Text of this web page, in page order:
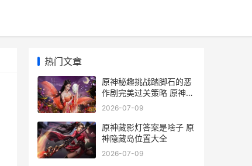
热门文章
原神秘趣挑战踏脚石的恶
作剧完美过关策略 原神解
锁踏
2026-07-09
原神藏影灯答案是啥子 原
神隐藏岛位置大全
2026-07-09